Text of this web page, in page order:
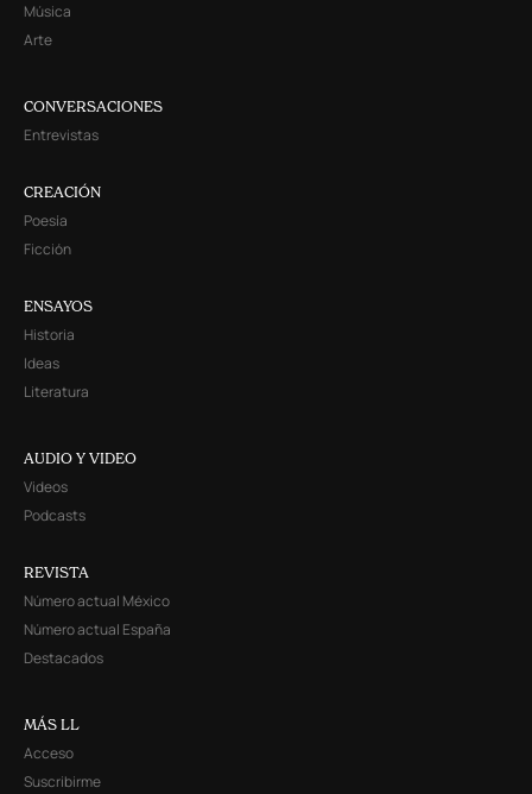
Música
Arte
CONVERSACIONES
Entrevistas
CREACIÓN
Poesía
Ficción
ENSAYOS
Historia
Ideas
Literatura
AUDIO Y VIDEO
Videos
Podcasts
REVISTA
Número actual México
Número actual España
Destacados
MÁS LL
Acceso
Suscribirme